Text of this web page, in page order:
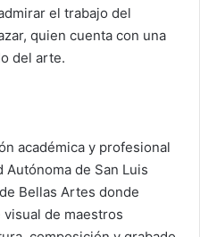
el trabajo del
quien cuenta con una
del arte.
académica y profesional
de San Luis
Bellas Artes donde
de maestros